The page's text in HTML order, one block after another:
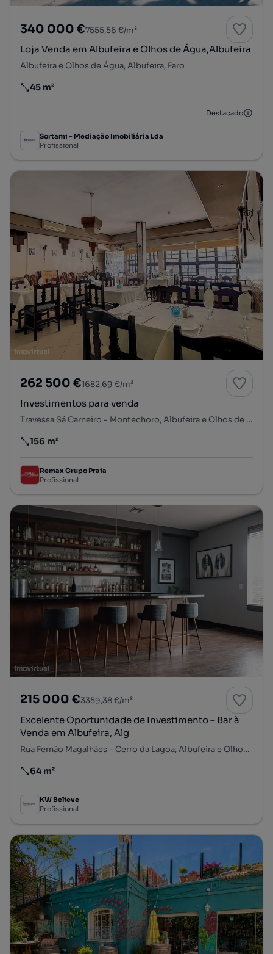
340 000 €7555,56 €/m²
Loja Venda em Albufeira e Olhos de Água,Albufeira
Albufeira e Olhos de Água, Albufeira, Faro
Preço por metro quadrado
45 m²
Destacado
Sortami - Mediação Imobiliária Lda
Profissional
262 500 €1682,69 €/m²
Investimentos para venda
Travessa Sá Carneiro - Montechoro, Albufeira e Olhos de Água, Albufeira, Faro
Preço por metro quadrado
156 m²
Remax Grupo Praia
Profissional
215 000 €3359,38 €/m²
Excelente Oportunidade de Investimento – Bar à
Venda em Albufeira, Alg
Rua Fernão Magalhães - Cerro da Lagoa, Albufeira e Olhos de Água, Albufeira, Faro
Preço por metro quadrado
64 m²
KW Believe
Profissional